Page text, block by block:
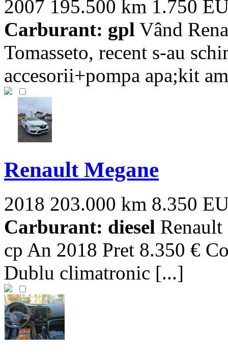
2007 195.500 km 1.750
Carburant: gpl Vând
Tomasseto, recent s-au
accesorii+pompa apa;kit
Renault Megane
2018 203.000 km 8.350
Carburant: diesel
cp An 2018 Pret 8.350 €
Dublu climatronic [...]